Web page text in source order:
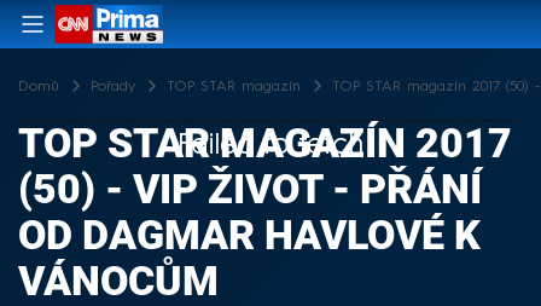
Domů Pořady TOP STAR magazín TOP STAR magazín 2017
Failed to fetch
TOP STAR MAGAZÍN 2017
(50) - VIP ŽIVOT - PŘÁNÍ
OD DAGMAR HAVLOVÉ K
VÁNOCŮM